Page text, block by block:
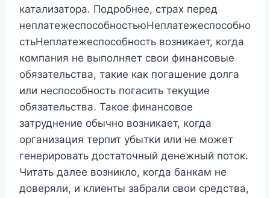
катализатора. Подробнее, страх перед
неплатежеспособностьюНеплатежеспособно
стьНеплатежеспособность возникает, когда
компания не выполняет свои финансовые
обязательства, такие как погашение долга
или неспособность погасить текущие
обязательства. Такое финансовое
затруднение обычно возникает, когда
организация терпит убытки или не может
генерировать достаточный денежный поток.
Читать далее возникло, когда банкам не
доверяли, и клиенты забрали свои средства,